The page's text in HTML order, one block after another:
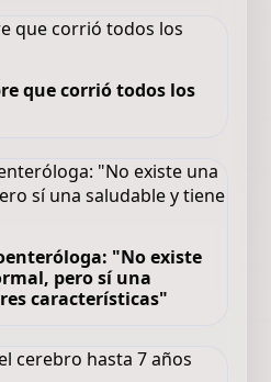
que corrió todos los
"No existe
pero sí una
características"